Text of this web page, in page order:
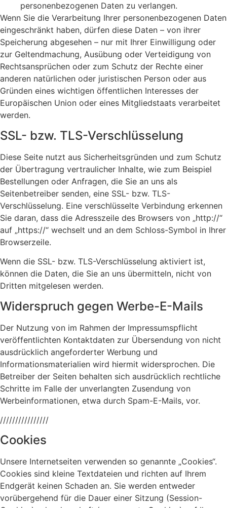
personenbezogenen Daten zu verlangen.
Wenn Sie die Verarbeitung Ihrer personenbezogenen Daten
eingeschränkt haben, dürfen diese Daten – von ihrer
Speicherung abgesehen – nur mit Ihrer Einwilligung oder
zur Geltendmachung, Ausübung oder Verteidigung von
Rechtsansprüchen oder zum Schutz der Rechte einer
anderen natürlichen oder juristischen Person oder aus
Gründen eines wichtigen öffentlichen Interesses der
Europäischen Union oder eines Mitgliedstaats verarbeitet
werden.
SSL- bzw. TLS-Verschlüsselung
Diese Seite nutzt aus Sicherheitsgründen und zum Schutz
der Übertragung vertraulicher Inhalte, wie zum Beispiel
Bestellungen oder Anfragen, die Sie an uns als
Seitenbetreiber senden, eine SSL- bzw. TLS-
Verschlüsselung. Eine verschlüsselte Verbindung erkennen
Sie daran, dass die Adresszeile des Browsers von „http://“
auf „https://“ wechselt und an dem Schloss-Symbol in Ihrer
Browserzeile.
Wenn die SSL- bzw. TLS-Verschlüsselung aktiviert ist,
können die Daten, die Sie an uns übermitteln, nicht von
Dritten mitgelesen werden.
Widerspruch gegen Werbe-E-Mails
Der Nutzung von im Rahmen der Impressumspflicht
veröffentlichten Kontaktdaten zur Übersendung von nicht
ausdrücklich angeforderter Werbung und
Informationsmaterialien wird hiermit widersprochen. Die
Betreiber der Seiten behalten sich ausdrücklich rechtliche
Schritte im Falle der unverlangten Zusendung von
Werbeinformationen, etwa durch Spam-E-Mails, vor.
////////////////
Cookies
Unsere Internetseiten verwenden so genannte „Cookies“.
Cookies sind kleine Textdateien und richten auf Ihrem
Endgerät keinen Schaden an. Sie werden entweder
vorübergehend für die Dauer einer Sitzung (Session-